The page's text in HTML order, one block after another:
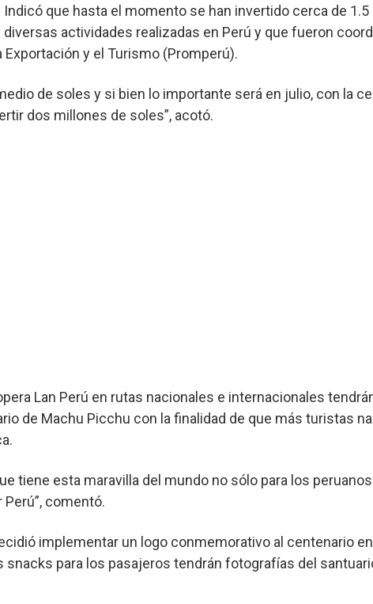
Indicó que hasta el momento se han invertido cerca de
diversas actividades realizadas en Perú y que fueron
y el Turismo (Promperú).
de soles y si bien lo importante será en julio, con la
dos millones de soles”, acotó.
Lan Perú en rutas nacionales e internacionales
de Machu Picchu con la finalidad de que más turistas
tiene esta maravilla del mundo no sólo para los
comentó.
implementar un logo conmemorativo al centenario
para los pasajeros tendrán fotografías del